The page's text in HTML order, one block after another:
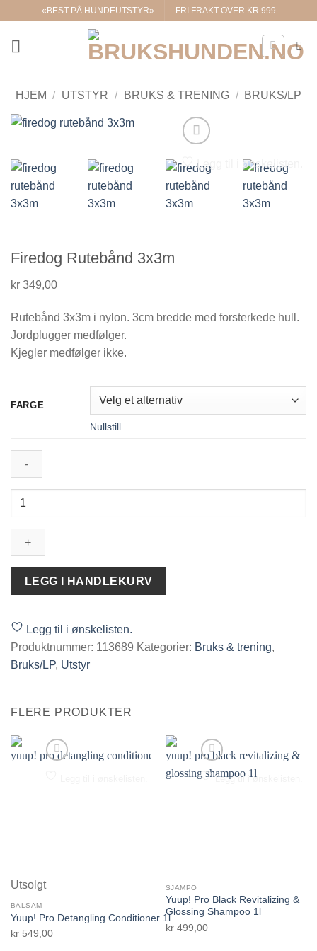
content
«BEST PÅ HUNDEUTSTYR» FRI FRAKT OVER KR 999
HJEM / UTSTYR / BRUKS & TRENING / BRUKS/LP
Legg til i ønskelisten.
Firedog Rutebånd 3x3m
kr 349,00
Rutebånd 3x3m i nylon. 3cm bredde med forsterkede hull.
Jordplugger medfølger.
Kjegler medfølger ikke.
FARGE
Nullstill
Firedog
3x3m
antall
LEGG I HANDLEKURV
Legg til i ønskelisten.
Produktnummer: 113689 Kategorier: Bruks & trening,
Bruks/LP, Utstyr
FLERE PRODUKTER
Utsolgt
BALSAM
Yuup! Pro Detangling Conditioner 1l
kr549,00
Legg til i ønskelisten.
SJAMPO
Yuup! Pro Black Revitalizing &
Glossing Shampoo 1l
kr499,00